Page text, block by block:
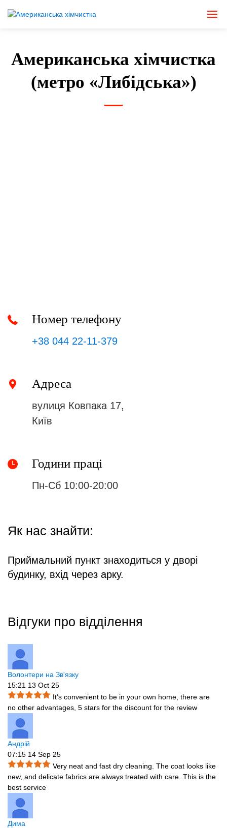
Американська хімчистка
(метро «Либідська»)
Номер телефону
+38 044 22-11-379
Адреса
вулиця Ковпака 17,
Київ
Години праці
Пн-Сб 10:00-20:00
Як нас знайти:
Приймальний пункт знаходиться у дворі
будинку, вхід через арку.
Відгуки про відділення
Волонтери на Зв'язку
15:21 13 Oct 25
It's convenient to be in your own home, there are
no other advantages, 5 stars for the discount for the review
Андрій
07:15 14 Sep 25
Very neat and fast dry cleaning. The coat looks like
new, and delicate fabrics are always treated with care. This is the
best service
Дима